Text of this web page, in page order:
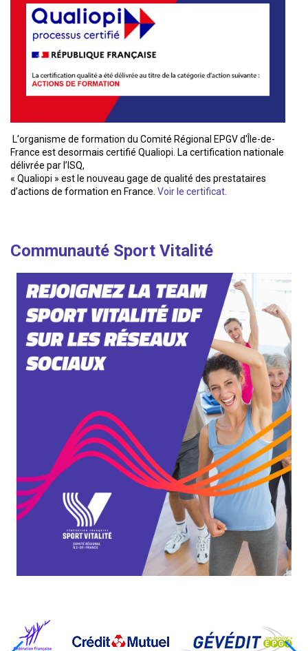
L'organisme de formation du Comité Régional EPGV d'Île-de-
France est desormais certifié Qualiopi. La certification nationale
délivrée par l’ISQ,
« Qualiopi » est le nouveau gage de qualité des prestataires
d’actions de formation en France. Voir le certificat.
Communauté Sport Vitalité